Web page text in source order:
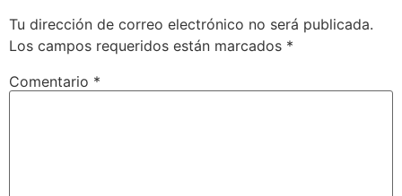
Tu dirección de correo electrónico no será publicada.
Los campos requeridos están marcados *
Comentario *